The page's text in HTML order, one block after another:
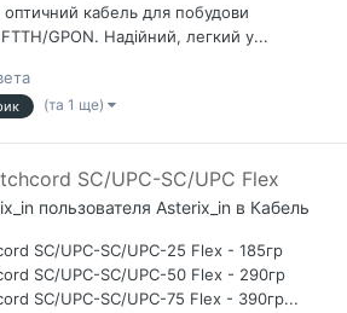
кабель для побудови
GPON. Надійний, легкий у...
(та 1 ще)
SC/UPC-SC/UPC Flex
пользователя Asterix_in в Кабель
SC/UPC-SC/UPC-25 Flex - 185гр
SC/UPC-SC/UPC-50 Flex - 290гр
SC/UPC-SC/UPC-75 Flex - 390гр...